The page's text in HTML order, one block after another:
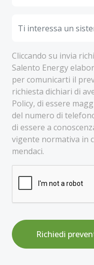
Cliccando su invia
Salento Energy
per comunicarti il
richiesta dichiari di
Policy, di essere
del numero di
di essere a
vigente normativa in
mendaci.
Richiedi